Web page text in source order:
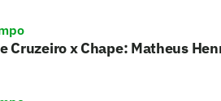
Cruzeiro x Chape: Matheus